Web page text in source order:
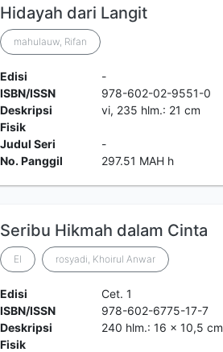
Hidayah dari Langit
mahulauw, Rifan
Edisi
-
ISBN/ISSN
978-602-02-9551-0
Deskripsi
Fisik
vi, 235 hlm.: 21 cm
Judul Seri
-
No. Panggil
297.51 MAH h
Seribu Hikmah dalam Cinta
El rosyadi, Khoirul Anwar
Edisi
Cet. 1
ISBN/ISSN
978-602-6775-17-7
Deskripsi
Fisik
240 hlm.: 16 x 10,5 cm